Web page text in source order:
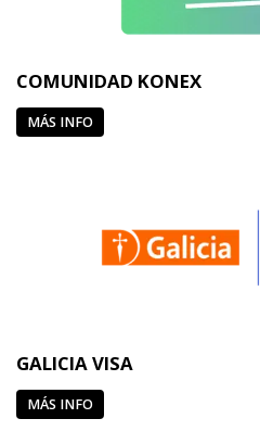
COMUNIDAD KONEX
MÁS INFO
GALICIA VISA
MÁS INFO